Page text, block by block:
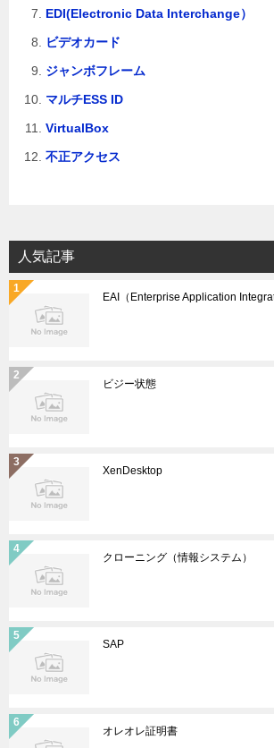
EDI(Electronic Data Interchange）
ビデオカード
ジャンボフレーム
マルチESS ID
VirtualBox
不正アクセス
人気記事
EAI（Enterprise Application
ビジー状態
XenDesktop
クローニング（情報システム）
SAP
オレオレ証明書